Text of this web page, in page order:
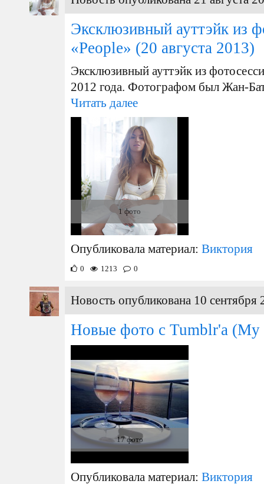
Эксклюзивный ауттэйк из
«People» (20 августа 2013)
Эксклюзивный ауттэйк из
2012 года. Фотографом был Жан-
Читать далее
1 фото
Опубликовала материал: Виктория
0 1213 0
Новость опубликована 10 сентября
Новые фото с Tumblr'a
17 фото
Опубликовала материал: Виктория